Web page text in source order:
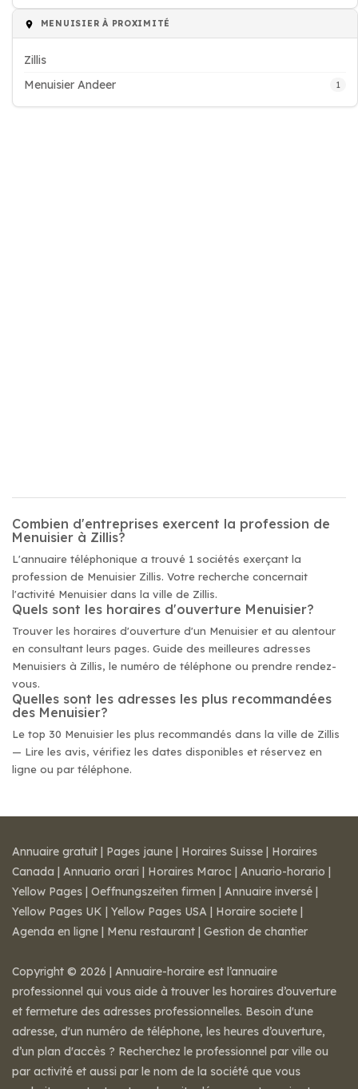
MENUISIER À PROXIMITÉ
Zillis
Menuisier Andeer
1
Combien d'entreprises exercent la profession de
Menuisier à Zillis?
L'annuaire téléphonique a trouvé 1 sociétés exerçant la
profession de Menuisier Zillis. Votre recherche concernait
l'activité Menuisier dans la ville de Zillis.
Quels sont les horaires d'ouverture Menuisier?
Trouver les horaires d'ouverture d'un Menuisier et au alentour
en consultant leurs pages. Guide des meilleures adresses
Menuisiers à Zillis, le numéro de téléphone ou prendre rendez-
vous.
Quelles sont les adresses les plus recommandées
des Menuisier?
Le top 30 Menuisier les plus recommandés dans la ville de Zillis
— Lire les avis, vérifiez les dates disponibles et réservez en
ligne ou par téléphone.
Annuaire gratuit | Pages jaune | Horaires Suisse | Horaires
Canada | Annuario orari | Horaires Maroc | Anuario-horario |
Yellow Pages | Oeffnungszeiten firmen | Annuaire inversé |
Yellow Pages UK | Yellow Pages USA | Horaire societe |
Agenda en ligne | Menu restaurant | Gestion de chantier
Copyright © 2026 | Annuaire-horaire est l’annuaire
professionnel qui vous aide à trouver les horaires d’ouverture
et fermeture des adresses professionnelles. Besoin d'une
adresse, d'un numéro de téléphone, les heures d’ouverture,
d’un plan d'accès ? Recherchez le professionnel par ville ou
par activité et aussi par le nom de la société que vous